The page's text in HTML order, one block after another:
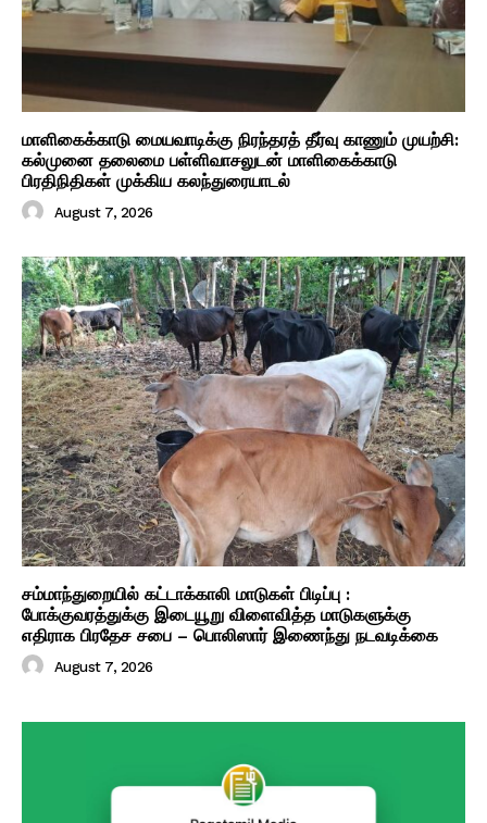
மாளிகைக்காடு மையவாடிக்கு நிரந்தரத் தீர்வு காணும் முயற்சி:
கல்முனை தலைமை பள்ளிவாசலுடன் மாளிகைக்காடு
பிரதிநிதிகள் முக்கிய கலந்துரையாடல்
August 7, 2026
சம்மாந்துறையில் கட்டாக்காலி மாடுகள் பிடிப்பு :
போக்குவரத்துக்கு இடையூறு விளைவித்த மாடுகளுக்கு
எதிராக பிரதேச சபை – பொலிஸார் இணைந்து நடவடிக்கை
August 7, 2026